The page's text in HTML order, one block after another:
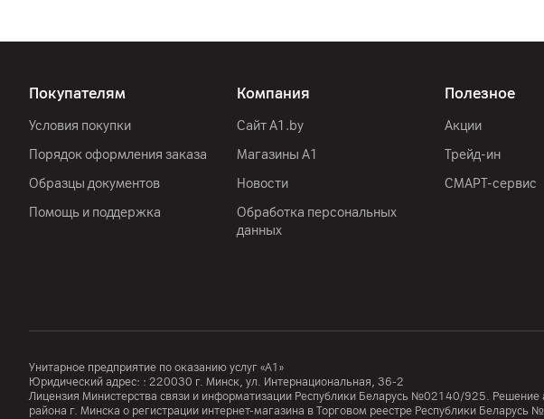
Покупателям
Условия покупки
Порядок оформления заказа
Образцы документов
Помощь и поддержка
Компания
Сайт A1.by
Магазины А1
Новости
Обработка персональных
данных
Полезное
Акции
Трейд-ин
СМАРТ-сервис
Унитарное предприятие по оказанию услуг «А1»
Юридический адрес: : 220030 г. Минск, ул. Интернациональная, 36-2
Лицензия Министерства связи и информатизации Республики Беларусь №02140/925. Решение
района г. Минска о регистрации интернет-магазина в Торговом реестре Республики